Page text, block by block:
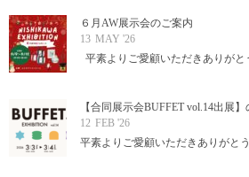
６月AW展示会のご案内
13 MAY '26
平素よりご愛顧いただきありがと
【合同展示会BUFFET vol.14出展
12 FEB '26
平素よりご愛顧いただきありがと